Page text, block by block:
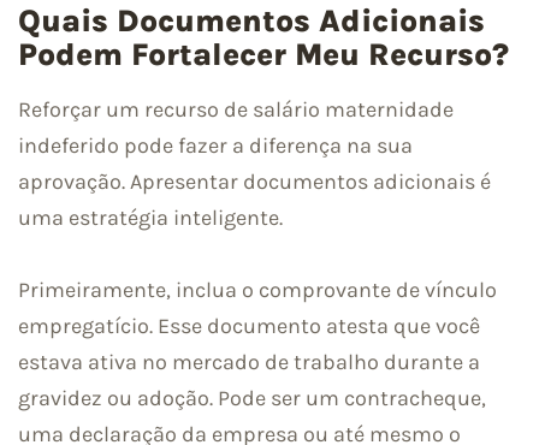
Quais Documentos Adicionais
Podem Fortalecer Meu Recurso?
Reforçar um recurso de salário maternidade
indeferido pode fazer a diferença na sua
aprovação. Apresentar documentos adicionais é
uma estratégia inteligente.
Primeiramente, inclua o comprovante de vínculo
empregatício. Esse documento atesta que você
estava ativa no mercado de trabalho durante a
gravidez ou adoção. Pode ser um contracheque,
uma declaração da empresa ou até mesmo o